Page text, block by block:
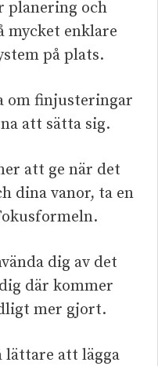
planering och
mycket enklare
på plats.
om finjusteringar
att sätta sig.
att ge när det
dina vanor, ta en
dig av det
där kommer
mer gjort.
lättare att lägga